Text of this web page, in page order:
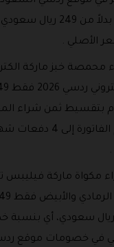
ريال سعودي بدلاً من
محمصة خبز ماركة
بتقسيط ثمن شراء
مكواة ماركة فيليبس
في خصومات موقع ردسي